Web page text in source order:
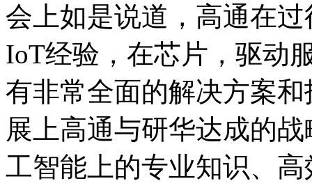
会上如是说道，高通在
IoT经验，在芯片，驱动
有非常全面的解决方案
展上高通与研华达成的
工智能上的专业知识、